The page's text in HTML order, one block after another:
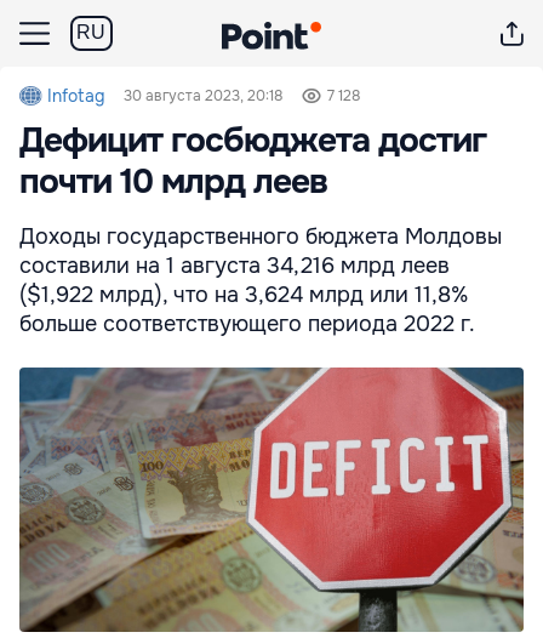
RU
Infotag 30 августа 2023, 20:18 7 128
Дефицит госбюджета достиг
почти 10 млрд леев
Доходы государственного бюджета Молдовы
составили на 1 августа 34,216 млрд леев
($1,922 млрд), что на 3,624 млрд или 11,8%
больше соответствующего периода 2022 г.